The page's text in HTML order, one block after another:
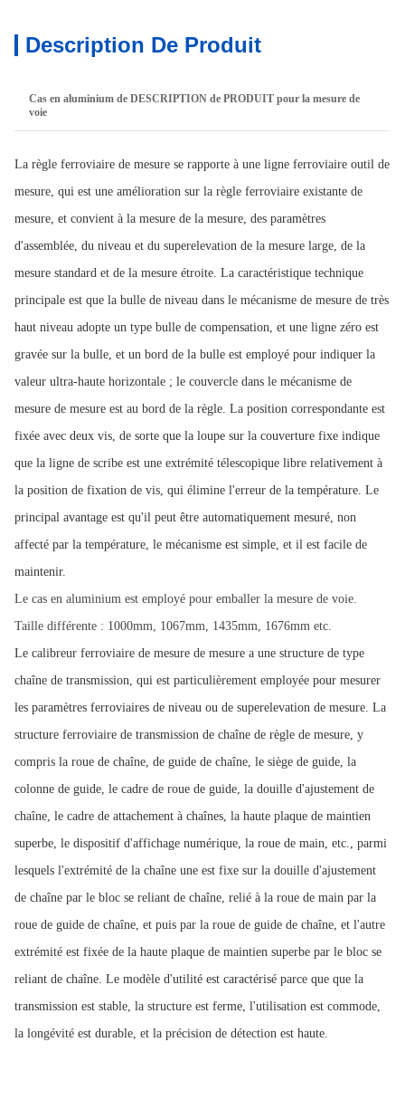
Description De Produit
Cas en aluminium de DESCRIPTION de PRODUIT pour la mesure de
voie
La règle ferroviaire de mesure se rapporte à une ligne ferroviaire outil de
mesure, qui est une amélioration sur la règle ferroviaire existante de
mesure, et convient à la mesure de la mesure, des paramètres
d'assemblée, du niveau et du superelevation de la mesure large, de la
mesure standard et de la mesure étroite. La caractéristique technique
principale est que la bulle de niveau dans le mécanisme de mesure de très
haut niveau adopte un type bulle de compensation, et une ligne zéro est
gravée sur la bulle, et un bord de la bulle est employé pour indiquer la
valeur ultra-haute horizontale ; le couvercle dans le mécanisme de
mesure de mesure est au bord de la règle. La position correspondante est
fixée avec deux vis, de sorte que la loupe sur la couverture fixe indique
que la ligne de scribe est une extrémité télescopique libre relativement à
la position de fixation de vis, qui élimine l'erreur de la température. Le
principal avantage est qu'il peut être automatiquement mesuré, non
affecté par la température, le mécanisme est simple, et il est facile de
maintenir.
Le cas en aluminium est employé pour emballer la mesure de voie.
Taille différente : 1000mm, 1067mm, 1435mm, 1676mm etc.
Le calibreur ferroviaire de mesure de mesure a une structure de type
chaîne de transmission, qui est particulièrement employée pour mesurer
les paramètres ferroviaires de niveau ou de superelevation de mesure. La
structure ferroviaire de transmission de chaîne de règle de mesure, y
compris la roue de chaîne, de guide de chaîne, le siège de guide, la
colonne de guide, le cadre de roue de guide, la douille d'ajustement de
chaîne, le cadre de attachement à chaînes, la haute plaque de maintien
superbe, le dispositif d'affichage numérique, la roue de main, etc., parmi
lesquels l'extrémité de la chaîne une est fixe sur la douille d'ajustement
de chaîne par le bloc se reliant de chaîne, relié à la roue de main par la
roue de guide de chaîne, et puis par la roue de guide de chaîne, et l'autre
extrémité est fixée de la haute plaque de maintien superbe par le bloc se
reliant de chaîne. Le modèle d'utilité est caractérisé parce que que la
transmission est stable, la structure est ferme, l'utilisation est commode,
la longévité est durable, et la précision de détection est haute.